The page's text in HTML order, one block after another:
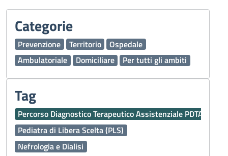
Categorie
Prevenzione Territorio
Ospedale
Ambulatoriale
Domiciliare Per tutti gli ambiti
Tag
Percorso Diagnostico Terapeutico Assistenziale PDTA
Pediatra di Libera Scelta (PLS)
Nefrologia e Dialisi